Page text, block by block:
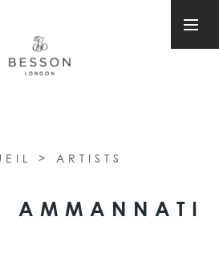
> ARTISTS
AMMANNATI